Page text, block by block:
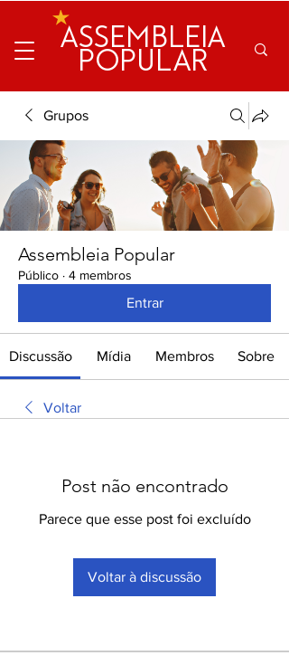
ASSEMBLEIA
POPULAR
Grupos
Assembleia Popular
Público · 4 membros
Entrar
Discussão Mídia Membros Sobre
Voltar
Post não encontrado
Parece que esse post foi excluído
Voltar à discussão